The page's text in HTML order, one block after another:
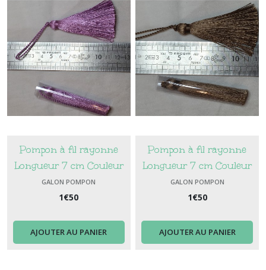
Pompon à fil rayonne
Longueur 7 cm Couleur
parme
GALON POMPON
1€50
AJOUTER AU PANIER
Pompon à fil rayonne
Longueur 7 cm Couleur
taupe
GALON POMPON
1€50
AJOUTER AU PANIER